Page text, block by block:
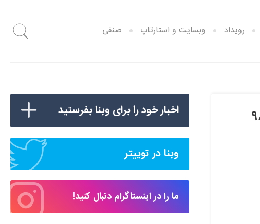
رویداد وبسایت و استارتاپ صنفی
اخبار خود را برای وبنا بفرستید
وبنا در توییتر
ما را در اینستاگرام دنبال کنید!